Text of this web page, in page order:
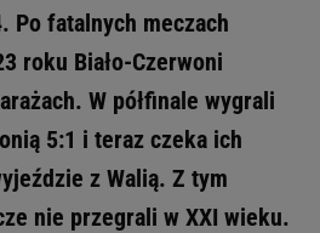
Po fatalnych meczach
roku Biało-Czerwoni
W półfinale wygrali
5:1 i teraz czeka ich
z Walią. Z tym
nie przegrali w XXI wieku.